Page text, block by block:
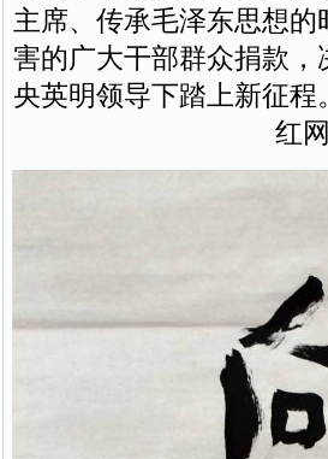
主席、传承毛泽东思想
害的广大干部群众捐款
央英明领导下踏上新征
红